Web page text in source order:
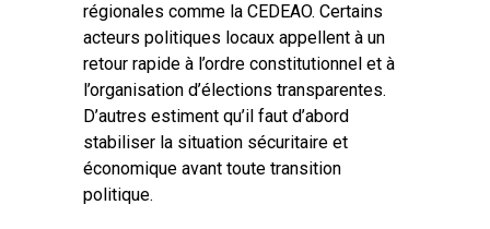
régionales comme la CEDEAO. Certains
acteurs politiques locaux appellent à un
retour rapide à l’ordre constitutionnel et à
l’organisation d’élections transparentes.
D’autres estiment qu’il faut d’abord
stabiliser la situation sécuritaire et
économique avant toute transition
politique.